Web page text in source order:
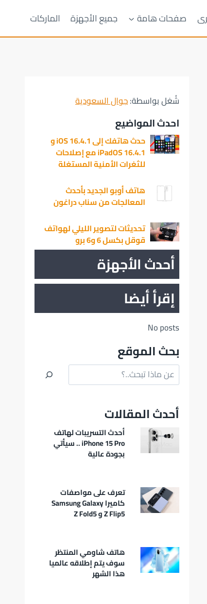
صفحات هامة جميع الأجهزة الماركات
شُغل بواسطة:جوال السعودية
احدث المواضيع
حدث هاتفك إلى iOS 16.4.1 و
iPadOS 16.4.1 مع إصلاحات
للثغرات الأمنية المستغلة
هاتف أوبو الجديد بأحدث
المعالجات من سناب دراغون
تحديثات لتصوير الليلي لهواتف
قوقل بكسل 6 و6 برو
أحدث الأجهزة
إقرأ أيضا
No posts
بحث الموقع
البحث
أحدث المقالات
أحدث التسريبات لهاتف
iPhone 15 Pro .. سيأتي
بجودة عالية
تعرف على مواصفات
كاميرا Samsung Galaxy
Z Flip5 و Z Fold5
هاتف شاومي المنتظر
سوف يتم إطلاقه عالميا
هذا الشهر